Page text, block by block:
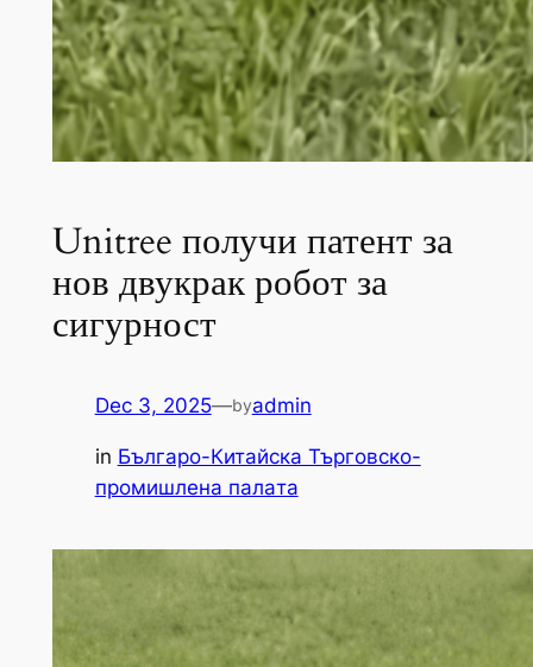
Unitree получи патент за
нов двукрак робот за
сигурност
Dec 3, 2025—byadmin
in Българо-Китайска Търговско-
промишлена палaта